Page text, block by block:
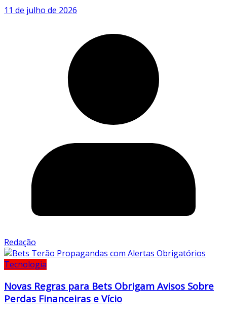
11 de julho de 2026
Redação
Tecnologia
Novas Regras para Bets Obrigam Avisos Sobre
Perdas Financeiras e Vício